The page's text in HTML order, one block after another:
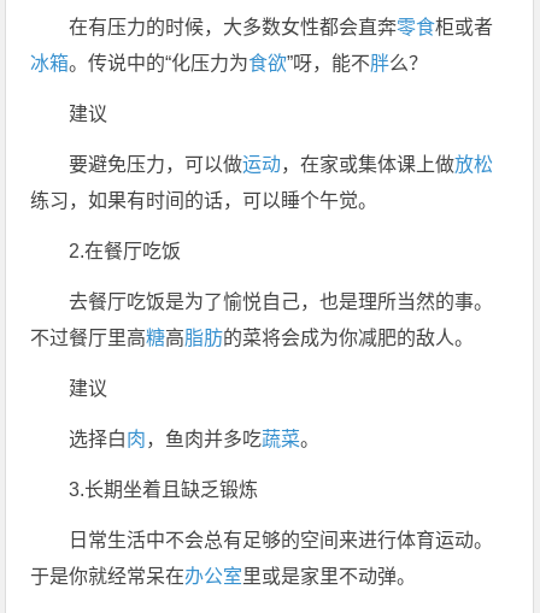
在有压力的时候，大多数女性都会直奔零食柜或者
冰箱。传说中的“化压力为食欲”呀，能不胖么？
建议
要避免压力，可以做运动，在家或集体课上做放松
练习，如果有时间的话，可以睡个午觉。
2.在餐厅吃饭
去餐厅吃饭是为了愉悦自己，也是理所当然的事。
不过餐厅里高糖高脂肪的菜将会成为你减肥的敌人。
建议
选择白肉，鱼肉并多吃蔬菜。
3.长期坐着且缺乏锻炼
日常生活中不会总有足够的空间来进行体育运动。
于是你就经常呆在办公室里或是家里不动弹。